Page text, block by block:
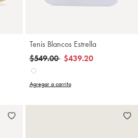
Tenis Blancos Estrella
Precio reducido de
$549.00a$439.20
Agregar a carrito